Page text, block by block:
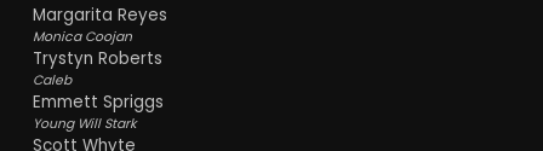
Margarita Reyes
Monica Coojan
Trystyn Roberts
Caleb
Emmett Spriggs
Young Will Stark
Scott Whyte